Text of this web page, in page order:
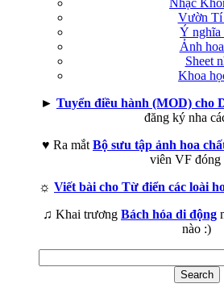
Vườn Tí
Ý nghĩa
Ảnh
Sheet
Khoa
► Tuyển điều hành (MOD) cho
đăng ký nha
♥ Ra mắt Bộ sưu tập ảnh hoa
viên VF đóng
☼ Viết bài cho Từ điển các loài
♫ Khai trương Bách hóa di động
nào :)